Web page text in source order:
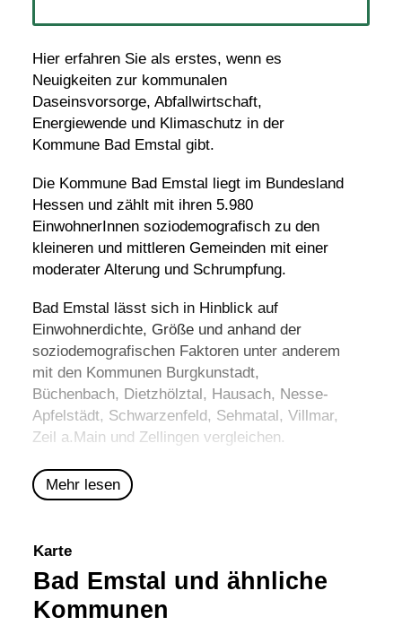
Hier erfahren Sie als erstes, wenn es
Neuigkeiten zur kommunalen
Daseinsvorsorge, Abfallwirtschaft,
Energiewende und Klimaschutz in der
Kommune Bad Emstal gibt.
Die Kommune Bad Emstal liegt im Bundesland
Hessen und zählt mit ihren 5.980
EinwohnerInnen soziodemografisch zu den
kleineren und mittleren Gemeinden mit einer
moderater Alterung und Schrumpfung.
Bad Emstal lässt sich in Hinblick auf
Einwohnerdichte, Größe und anhand der
soziodemografischen Faktoren unter anderem
mit den Kommunen Burgkunstadt,
Büchenbach, Dietzhölztal , Hausach, Nesse-
Apfelstädt, Schwarzenfeld, Sehmatal , Villmar,
Zeil a.Main und Zellingen vergleichen.
Mehr lesen
Karte
Bad Emstal und ähnliche
Kommunen